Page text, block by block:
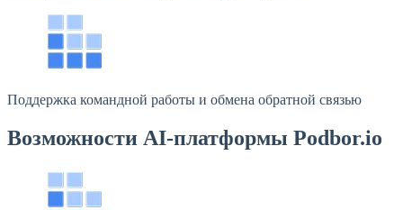
Поддержка командной работы и обмена обратной связью
Возможности AI-платформы Podbor.io